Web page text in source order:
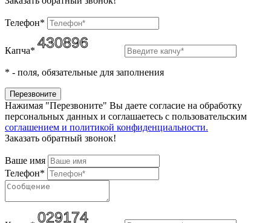
Телефон*
Капча*
* - поля, обязательные для заполнения
Нажимая "Перезвоните" Вы даете согласие на обработку
персональных данных и соглашаетесь c пользовательским
соглашением и политикой конфиденциальности.
Заказать обратный звонок!
Ваше имя
Телефон*